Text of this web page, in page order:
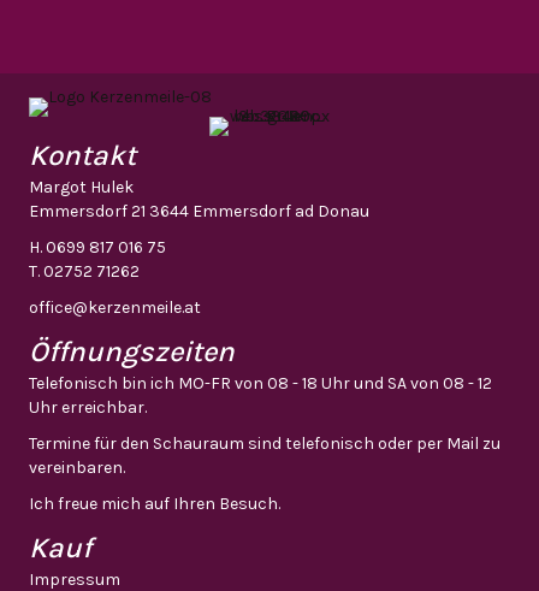
Kontakt
Margot Hulek
Emmersdorf 21 3644 Emmersdorf ad Donau
H.0699 817 016 75
T.02752 71262
office@kerzenmeile.at
Öffnungszeiten
Telefonisch bin ich MO-FR von 08 - 18 Uhr und SA von 08 - 12
Uhr erreichbar.
Termine für den Schauraum sind telefonisch oder per Mail zu
vereinbaren.
Ich freue mich auf Ihren Besuch.
Kauf
Impressum